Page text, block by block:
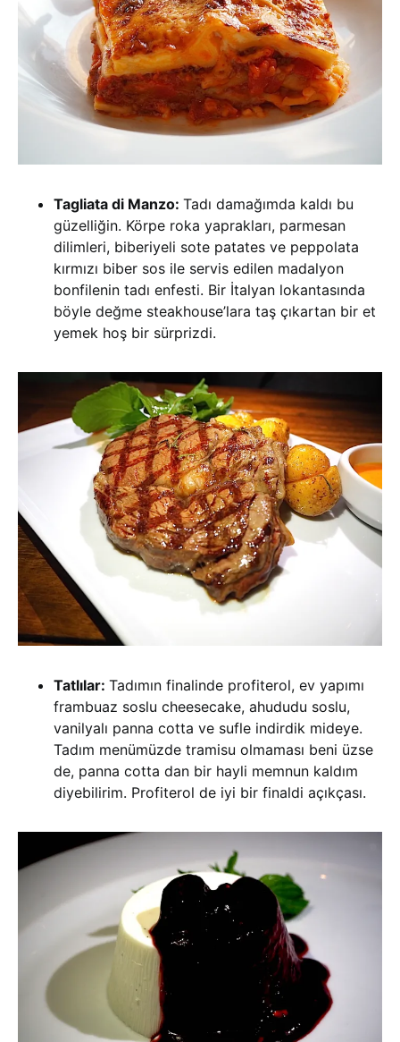
Tagliata di Manzo: Tadı damağımda kaldı bu
güzelliğin. Körpe roka yaprakları, parmesan
dilimleri, biberiyeli sote patates ve peppolata
kırmızı biber sos ile servis edilen madalyon
bonfilenin tadı enfesti. Bir İtalyan lokantasında
böyle değme steakhouse’lara taş çıkartan bir et
yemek hoş bir sürprizdi.
Tatlılar: Tadımın finalinde profiterol, ev yapımı
frambuaz soslu cheesecake, ahududu soslu,
vanilyalı panna cotta ve sufle indirdik mideye.
Tadım menümüzde tramisu olmaması beni üzse
de, panna cotta dan bir hayli memnun kaldım
diyebilirim. Profiterol de iyi bir finaldi açıkçası.